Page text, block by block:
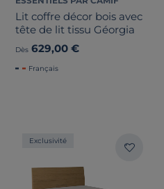
Lit coffre décor bois avec
tête de lit tissu Géorgia
Dès 629,00 €
Français
Exclusivité